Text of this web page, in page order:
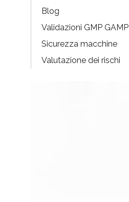
Blog
Validazioni GMP GAMP
Sicurezza macchine
Valutazione dei rischi